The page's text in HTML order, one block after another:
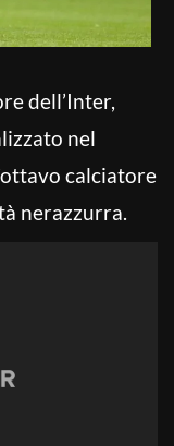
dell’Inter,
nel
calciatore
nerazzurra.